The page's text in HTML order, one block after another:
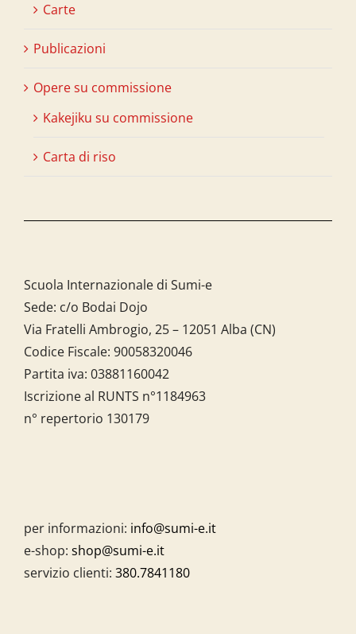
Carte
Publicazioni
Opere su commissione
Kakejiku su commissione
Carta di riso
Scuola Internazionale di Sumi-e
Sede: c/o Bodai Dojo
Via Fratelli Ambrogio, 25 – 12051 Alba (CN)
Codice Fiscale: 90058320046
Partita iva: 03881160042
Iscrizione al RUNTS n°1184963
n° repertorio 130179
per informazioni: info@sumi-e.it
e-shop: shop@sumi-e.it
servizio clienti: 380.7841180